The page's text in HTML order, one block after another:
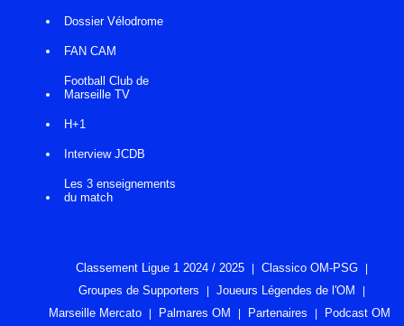
Dossier Vélodrome
FAN CAM
Football Club de
Marseille TV
H+1
Interview JCDB
Les 3 enseignements
du match
Classement Ligue 1 2024 / 2025
Classico OM-PSG
Groupes de Supporters
Joueurs Légendes de l'OM
Marseille Mercato
Palmares OM Partenaires Podcast OM